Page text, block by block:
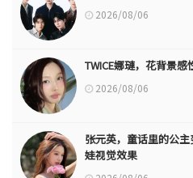
2026/08/06
TWICE娜璉，花背景
2026/08/06
张元英，童话里的公
娃视觉效果